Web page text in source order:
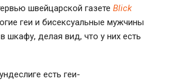
швейцарской газете Вlick
геи и бисексуальные мужчины
шкафу, делая вид, что у них есть
есть геи-